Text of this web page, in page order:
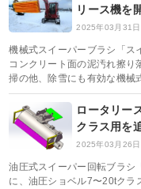
リース機を
2025年03月31日
機械式スイーパーブラシ「ス
コンクリート面の泥汚れ擦り
掃の他、除雪にも有効な機械
ロータリー
クラス用を
2025年03月26日
油圧式スイーパー回転ブラシ
に、油圧ショベル7〜20tクラ